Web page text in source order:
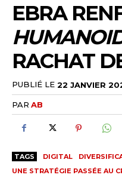
EBRA
RACHAT
PUBLIÉ LE 22 JANVIER
PAR AB
TAGS DIGITAL
UNE STRATÉGIE PASSÉE AU